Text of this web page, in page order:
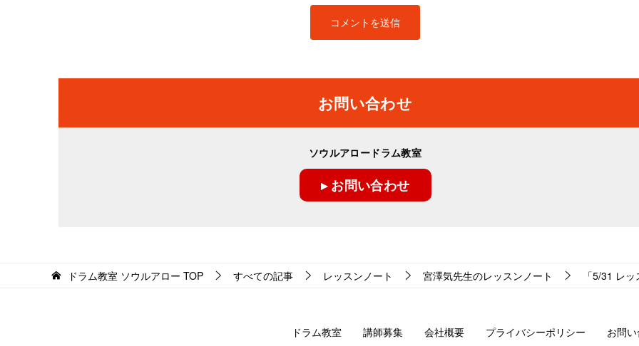
お問い合わせ
ソウルアロードラム教室
▸ お問い合わせ
ドラム教室 ソウルアロー TOP すべての記事 レッスンノート 宮澤気先生のレッスンノート 「5/31 レ
ドラム教室 講師募集 会社概要 プライバシーポリシー お問